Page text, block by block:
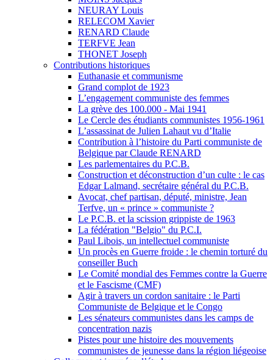
NEURAY Louis
RELECOM Xavier
RENARD Claude
TERFVE Jean
THONET Joseph
Contributions historiques
Euthanasie et communisme
Grand complot de 1923
L’engagement communiste des femmes
La grève des 100.000 - Mai 1941
Le Cercle des étudiants communistes 1956-1961
L’assassinat de Julien Lahaut vu d’Italie
Contribution à l’histoire du Parti communiste de
Belgique par Claude RENARD
Les parlementaires du P.C.B.
Construction et déconstruction d’un culte : le cas
Edgar Lalmand, secrétaire général du P.C.B.
Avocat, chef partisan, député, ministre, Jean
Terfve, un « prince » communiste ?
Le P.C.B. et la scission grippiste de 1963
La fédération "Belgio" du P.C.I.
Paul Libois, un intellectuel communiste
Un procès en Guerre froide : le chemin torturé du
conseiller Buch
Le Comité mondial des Femmes contre la Guerre
et le Fascisme (CMF)
Agir à travers un cordon sanitaire : le Parti
Communiste de Belgique et le Congo
Les sénateurs communistes dans les camps de
concentration nazis
Pistes pour une histoire des mouvements
communistes de jeunesse dans la région liégeoise